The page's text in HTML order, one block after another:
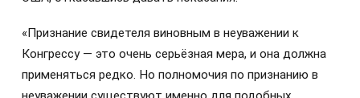
«Признание свидетеля виновным в неуважении к
Конгрессу — это очень серьёзная мера, и она должна
применяться редко. Но полномочия по признанию в